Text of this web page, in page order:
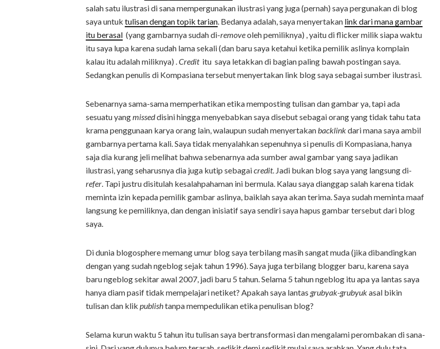
salah satu ilustrasi di sana mempergunakan ilustrasi yang juga (pernah) saya pergunakan di blog
saya untuk tulisan dengan topik tarian. Bedanya adalah, saya menyertakan link dari mana gambar
itu berasal (yang gambarnya sudah di-removeoleh pemiliknya) , yaitu di flicker milik siapa waktu
itu saya lupa karena sudah lama sekali (dan baru saya ketahui ketika pemilik aslinya komplain
kalau itu adalah miliknya) .Credititu saya letakkan di bagian paling bawah postingan saya.
Sedangkan penulis di Kompasiana tersebut menyertakan link blog saya sebagai sumber ilustrasi.
Sebenarnya sama-sama memperhatikan etika memposting tulisan dan gambar ya, tapi ada
sesuatu yangmisseddisini hingga menyebabkan saya disebut sebagai orang yang tidak tahu tata
krama penggunaan karya orang lain, walaupun sudah menyertakanbacklinkdari mana saya ambil
gambarnya pertama kali. Saya tidak menyalahkan sepenuhnya si penulis di Kompasiana, hanya
saja dia kurang jeli melihat bahwa sebenarnya ada sumber awal gambar yang saya jadikan
ilustrasi, yang seharusnya dia juga kutip sebagaicredit. Jadi bukan blog saya yang langsung di-
refer. Tapi justru disitulah kesalahpahaman ini bermula. Kalau saya dianggap salah karena tidak
meminta izin kepada pemilik gambar aslinya, baiklah saya akan terima. Saya sudah meminta maaf
langsung ke pemiliknya, dan dengan inisiatif saya sendiri saya hapus gambar tersebut dari blog
saya.
Di dunia blogosphere memang umur blog saya terbilang masih sangat muda (jika dibandingkan
dengan yang sudah ngeblog sejak tahun 1996). Saya juga terbilang blogger baru, karena saya
baru ngeblog sekitar awal 2007, jadi baru 5 tahun. Selama 5 tahun ngeblog itu apa ya lantas saya
hanya diam pasif tidak mempelajari netiket? Apakah saya lantas grubyak-grubyukasal bikin
tulisan dan klik publishtanpa mempedulikan etika penulisan blog?
Selama kurun waktu 5 tahun itu tulisan saya bertransformasi dan mengalami perombakan di sana-